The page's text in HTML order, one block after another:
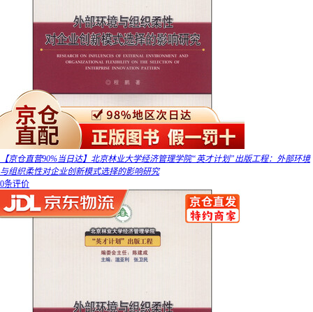
【京仓直营90%当日达】北京林业大学经济管理学院“英才计划”出版工程：外部环境
与组织柔性对企业创新模式选择的影响研究
0条评价